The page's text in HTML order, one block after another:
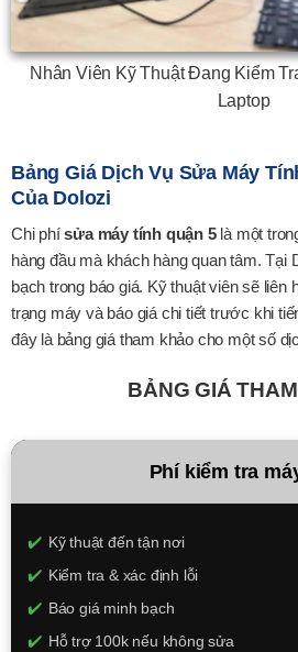
Nhân Viên Kỹ Thuật Đang Kiểm
Laptop
Bảng Giá Dịch Vụ Sửa Máy
Của Dolozi
Chi phísửa máy tính quận 5là một
hàng đầu mà khách hàng quan tâm. Tại
bạch trong báo giá. Kỹ thuật viên sẽ liên
trạng máy và báo giá chi tiết trước khi
đây là bảng giá tham khảo cho một số
BẢNG GIÁ
Phí kiểm tra
Kỹ thuật đến tận nơi
Kiểm tra & xác định lỗi
Báo giá minh bạch
Hỗ trợ 100k nếu không sửa